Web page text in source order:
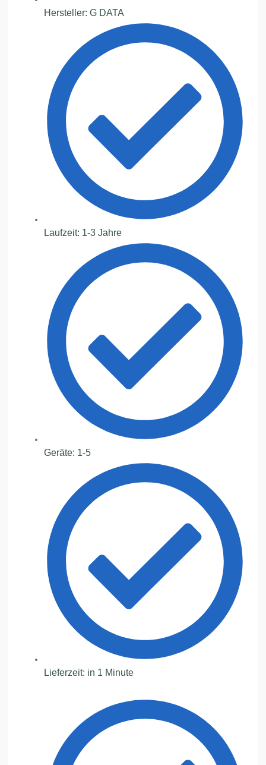
Hersteller: G DATA
Laufzeit: 1-3 Jahre
Geräte: 1-5
Lieferzeit: in 1 Minute